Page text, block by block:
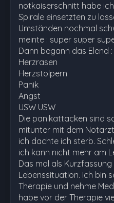
notkaiserschnitt habe
Spirale einsetzten zu
Umständen nochmal
meinte : super super
Dann begann das Elend :
Herzrasen
Herzstolpern
Panik
Angst
USW USW
Die panikattacken sind
mitunter mit dem
ich dachte ich sterb.
ich kann nicht mehr am
Das mal als
Lebenssituation. Ich bin
Therapie und nehme
habe vor der Therapie